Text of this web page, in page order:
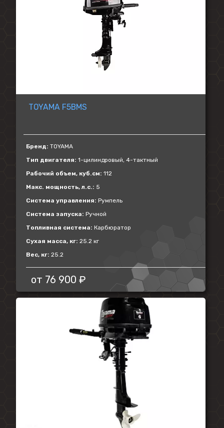
TOYAMA F5BMS
Бренд: TOYAMA
Тип двигателя: 1-цилиндровый, 4-тактный
Рабочий объем, куб.см: 112
Макс. мощность, л.с.: 5
Система управления: Румпель
Система запуска: Ручной
Топливная система: Карбюратор
Сухая масса, кг: 25.2 кг
Вес, кг: 25.2
от 76 900 ₽